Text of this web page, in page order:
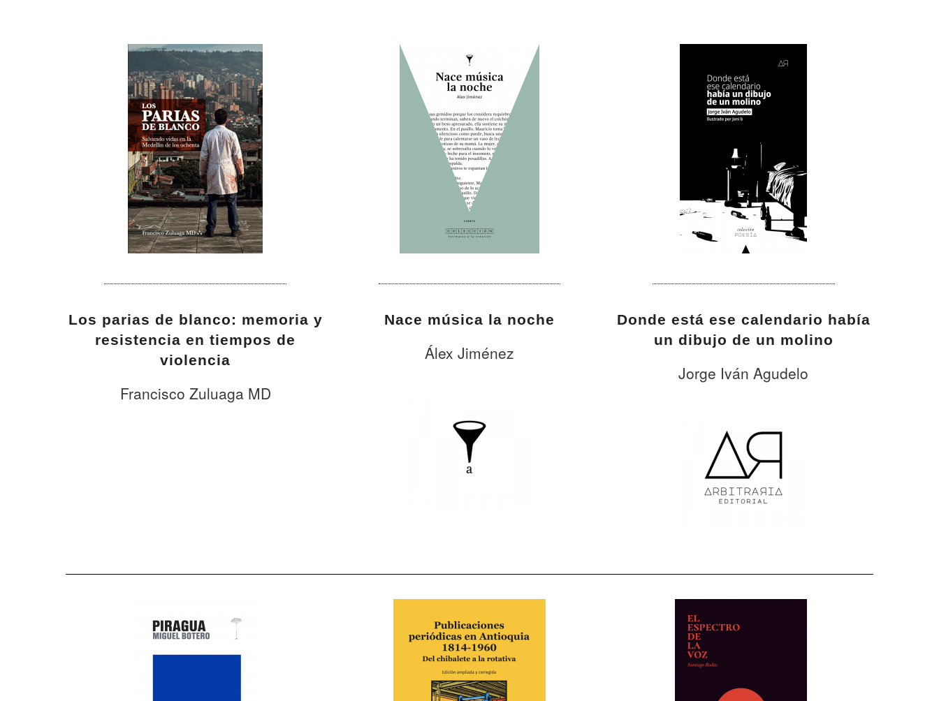
Los parias de blanco: memoria y
resistencia en tiempos de
violencia
Francisco Zuluaga MD
Nace música la noche
Álex Jiménez
Donde está ese calendario había
un dibujo de un molino
Jorge Iván Agudelo